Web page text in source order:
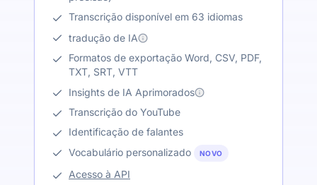
Transcrição disponível em 63 idiomas
tradução de IA
Formatos de exportação Word, CSV, PDF,
TXT, SRT, VTT
Insights de IA Aprimorados
Transcrição do YouTube
Identificação de falantes
Vocabulário personalizado
NOVO
Acesso à API